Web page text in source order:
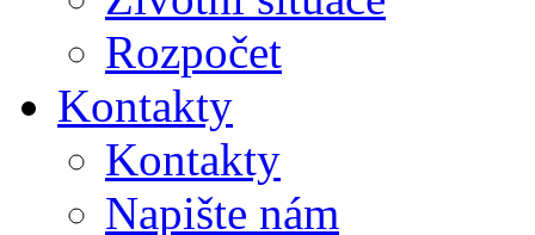
Rozpočet
Kontakty
Kontakty
Napište nám